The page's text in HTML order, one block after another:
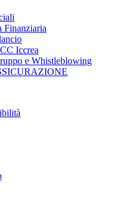
Finanziaria
Iccrea
e Whistleblowing